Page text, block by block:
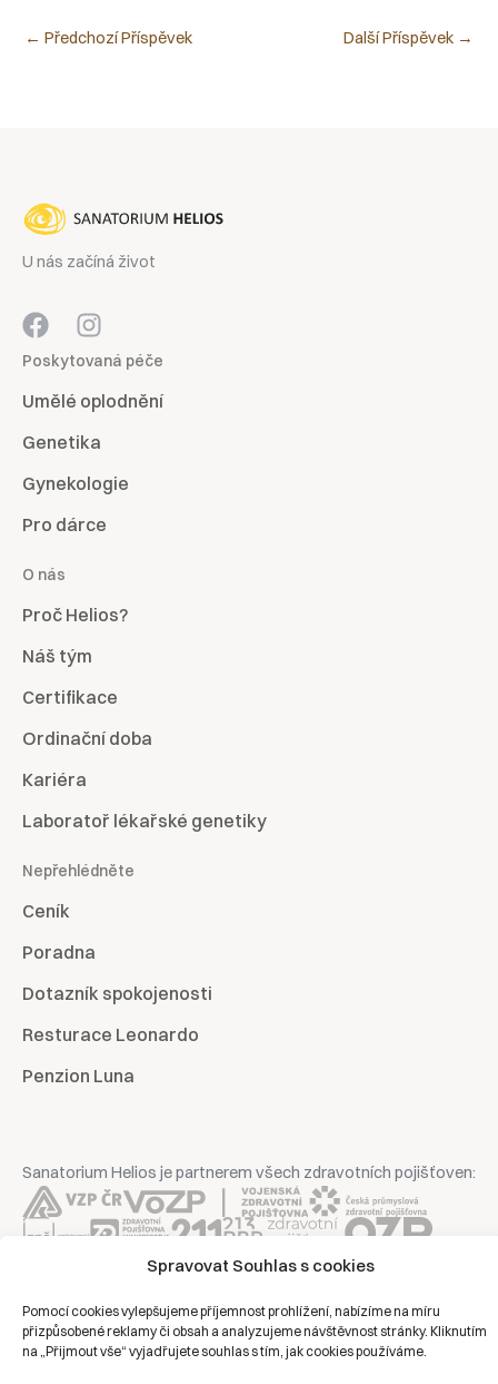
Spravovat Souhlas s cookies
Pomocí cookies vylepšujeme příjemnost prohlížení, nabízíme na míru
přizpůsobené reklamy či obsah a analyzujeme návštěvnost stránky. Kliknutím
na „Přijmout vše“ vyjadřujete souhlas s tím, jak cookies používáme.
← Předchozí Příspěvek Další Příspěvek →
U nás začíná život
Poskytovaná péče
Umělé oplodnění
Genetika
Gynekologie
Pro dárce
O nás
Proč Helios?
Náš tým
Certifikace
Ordinační doba
Kariéra
Laboratoř lékařské genetiky
Nepřehlédněte
Ceník
Poradna
Dotazník spokojenosti
Resturace Leonardo
Penzion Luna
Sanatorium Helios je partnerem všech zdravotních pojišťoven:
Ochrana osobních údajů